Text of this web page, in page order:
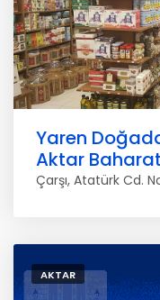
Yaren
Aktar Baharat
Çarşı, Atatürk Cd.
AKTAR